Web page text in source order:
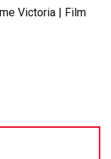
Victoria | Film